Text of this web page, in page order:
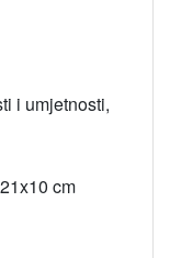
i umjetnosti,
cm